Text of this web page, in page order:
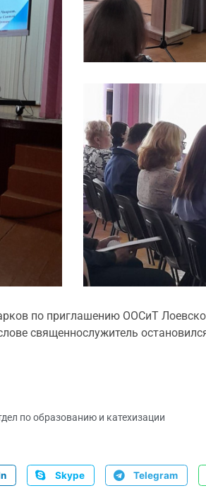
по приглашению ООСиТ
священнослужитель
по образованию и катехизации
Skype Telegram